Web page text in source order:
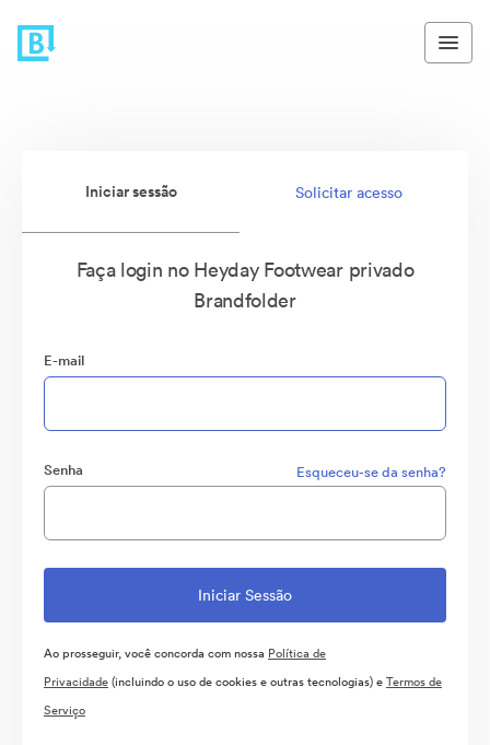
Iniciar sessão Solicitar acesso
Faça login no Heyday Footwear privado
Brandfolder
E-mail
Senha Esqueceu-se da senha?
Ao prosseguir, você concorda com nossa Política de
Privacidade(incluindo o uso de cookies e outras tecnologias) eTermos de
Serviço